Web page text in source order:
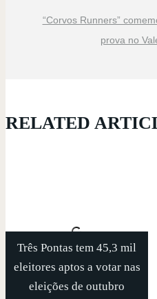
“Corvos Runners”
prova no
RELATED
Três Pontas tem 45,3 mil
eleitores aptos a votar nas
eleições de outubro